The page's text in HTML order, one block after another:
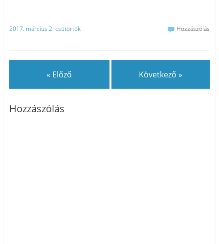
2017. március 2. csütörtök Hozzászólás
« Előző Következő »
Hozzászólás